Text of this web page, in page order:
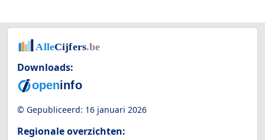
Downloads:
© Gepubliceerd: 16 januari 2026
Regionale overzichten: